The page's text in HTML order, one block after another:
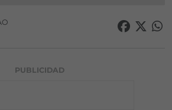
PUBLICIDAD